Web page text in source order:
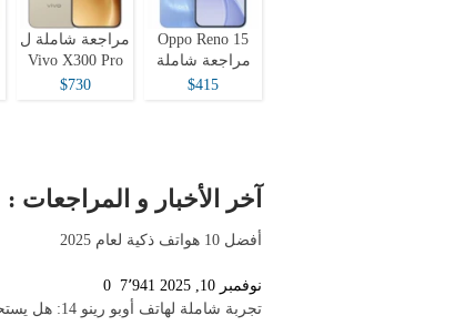
Oppo Reno 15
مراجعة شاملة
$415
مراجعة شاملة ل
Vivo X300 Pro
$730
آخر الأخبار و المراجعات :
أفضل 10 هواتف ذكية لعام 2025
نوفمبر 10, 2025 7٬941
تجربة شاملة لهاتف أوبو رينو 14: هل يستحق الشراء؟